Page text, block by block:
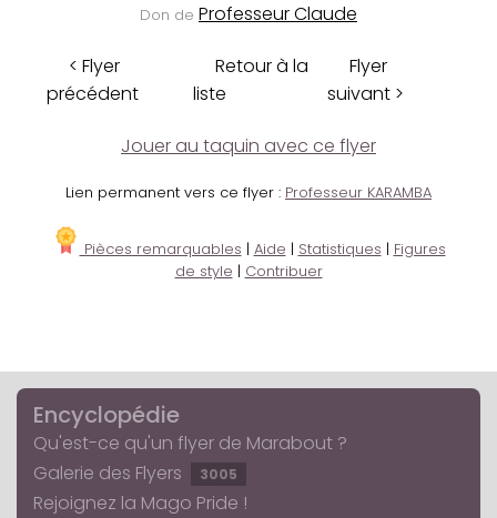
Don de Professeur Claude
< Flyer
précédent
Retour à la
liste
Flyer
suivant >
Jouer au taquin avec ce flyer
Lien permanent vers ce flyer : Professeur KARAMBA
Pièces remarquables | Aide | Statistiques | Figures
de style | Contribuer
Encyclopédie
Qu'est-ce qu'un flyer de Marabout ?
Galerie des Flyers
3005
Rejoignez la Mago Pride !